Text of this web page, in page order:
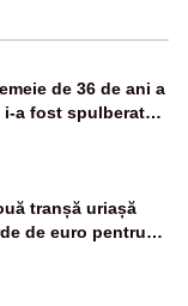
de 36 de ani a
i-a fost spulberată
tranșă uriașă
de euro pentru